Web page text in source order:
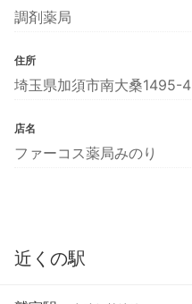
調剤薬局
住所
埼玉県加須市南大桑1495-4
店名
ファーコス薬局みのり
近くの駅